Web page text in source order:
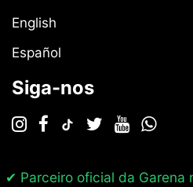
English
Español
Siga-nos
✔ Parceiro oficial da Garena